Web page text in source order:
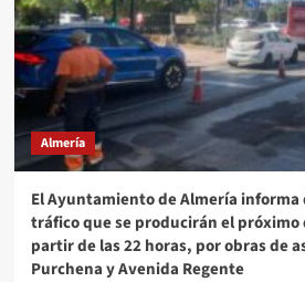
Almería
El Ayuntamiento de Almería informa
tráfico que se producirán el próximo
partir de las 22 horas, por obras de
Purchena y Avenida Regente